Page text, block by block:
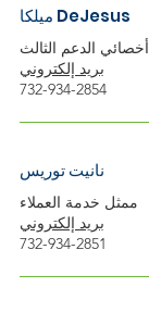
ميلكا DeJesus
أخصائي الدعم الثالث
بريد إلكتروني
732-934-2854
نانيت توريس
ممثل خدمة العملاء
بريد إلكتروني
732-934-2851